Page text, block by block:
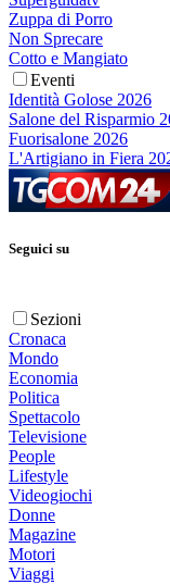
Zuppa di Porro
Non Sprecare
Cotto e Mangiato
Eventi
Identità Golose 2026
Salone del Risparmio
Fuorisalone 2026
L'Artigiano in Fiera
Seguici su
Sezioni
Cronaca
Mondo
Economia
Politica
Spettacolo
Televisione
People
Lifestyle
Videogiochi
Donne
Magazine
Motori
Viaggi